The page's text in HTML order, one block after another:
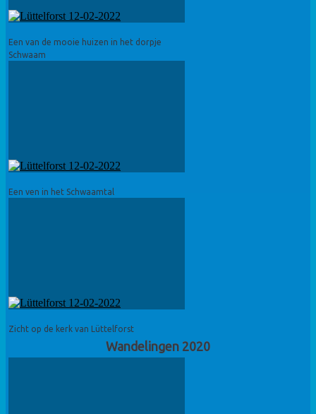
Een van de mooie huizen in het dorpje
Schwaam
Een ven in het Schwaamtal
Zicht op de kerk van Lüttelforst
Wandelingen 2020